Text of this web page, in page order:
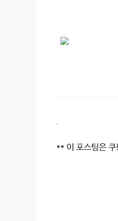
.
** 이 포스팅은 쿠